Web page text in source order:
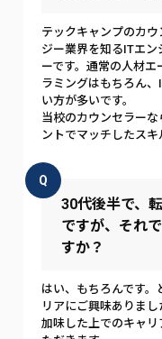
テックキャンプのカ
ジー業界を知るITエ
ーです。通常の人材
ラミングはもちろん
い方が多いです。
当校のカウンセラー
ントでマッチしたスキ
Q
30代後半で、
ですが、それ
すか？
はい、もちろんです
リアにご興味ありま
加味した上でのキャ